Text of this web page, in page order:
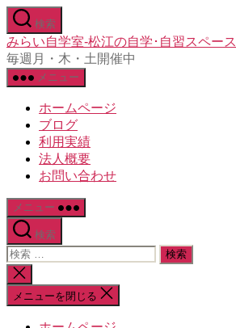
コ
ン
テ
ン
ツ
検索
みらい自学室-松江の自学･自習スペース
毎週月・木・土開催中
メニュー
ホームページ
ブログ
利用実績
法人概要
お問い合わせ
メニュー
検索
検
索
対
象:
検
索
を
メニューを閉じる